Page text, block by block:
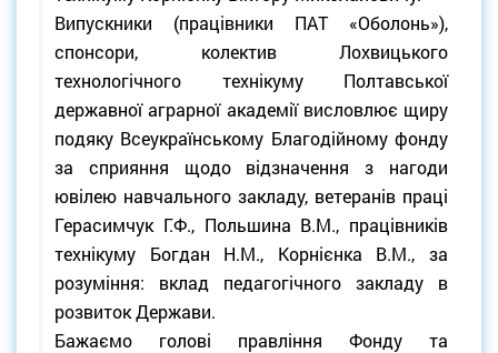
Випускники (працівники ПАТ «Оболонь»),
спонсори, колектив Лохвицького
технологічного технікуму Полтавської
державної аграрної академії висловлює щиру
подяку Всеукраїнському Благодійному фонду
за сприяння щодо відзначення з нагоди
ювілею навчального закладу, ветеранів праці
Герасимчук Г.Ф., Польшина В.М., працівників
технікуму Богдан Н.М., Корнієнка В.М., за
розуміння: вклад педагогічного закладу в
розвиток Держави.
Бажаємо голові правління Фонду та